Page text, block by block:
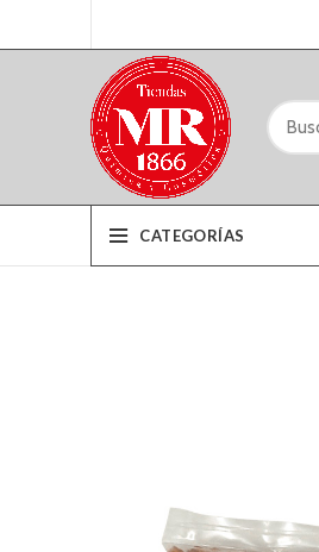
CATEGORÍAS